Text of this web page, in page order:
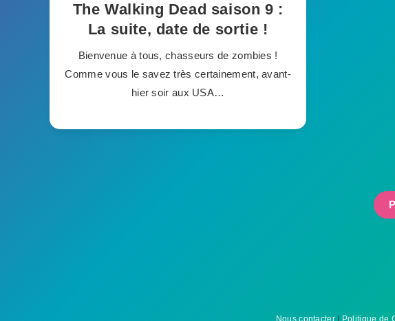
The Walking Dead saison 9 :
La suite, date de sortie !
Bienvenue à tous, chasseurs de zombies !
Comme vous le savez très certainement, avant-
hier soir aux USA…
Nous contacter| Politique de